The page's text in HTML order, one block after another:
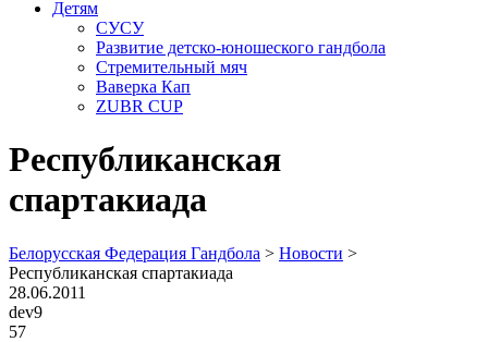
Детям
СУСУ
Развитие детско-юношеского гандбола
Стремительный мяч
Ваверка Кап
ZUBR CUP
Республиканская
спартакиада
Белорусская Федерация Гандбола > Новости >
Республиканская спартакиада
28.06.2011
dev9
57